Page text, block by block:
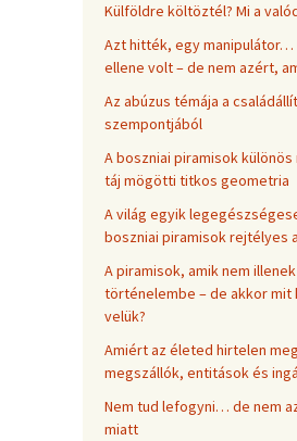
Külföldre költöztél? Mi a
Azt hitték, egy manipulátor…
ellene volt – de nem azért,
Az abúzus témája a
szempontjából
A boszniai piramisok különös
táj mögötti titkos geometria
A világ egyik
boszniai piramisok rejtélyes
A piramisok, amik nem illenek
történelembe – de akkor mit
velük?
Amiért az életed hirtelen
megszállók, entitások és
Nem tud lefogyni… de nem
miatt